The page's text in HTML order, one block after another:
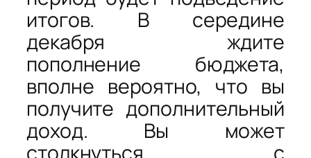
итогов. В середине
декабря ждите
пополнение бюджета,
вполне вероятно, что вы
получите дополнительный
доход. Вы может
столкнуться с